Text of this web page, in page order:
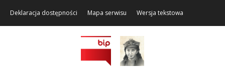
Deklaracja dostępności Mapa serwisu Wersja tekstowa